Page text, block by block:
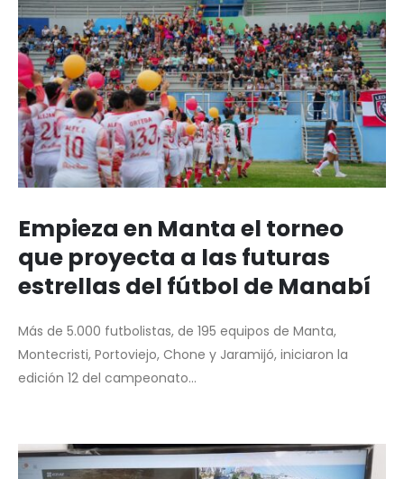
Empieza en Manta el torneo
que proyecta a las futuras
estrellas del fútbol de Manabí
Más de 5.000 futbolistas, de 195 equipos de Manta,
Montecristi, Portoviejo, Chone y Jaramijó, iniciaron la
edición 12 del campeonato...